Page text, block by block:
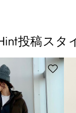
投稿スタ